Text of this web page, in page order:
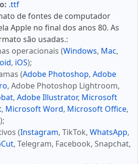
.ttf
de fontes de computador
Apple no final dos anos 80. As
são usadas.:
operacionais (Windows, Mac,
, iOS);
(Adobe Photoshop, Adobe
, Adobe Photoshop Lightroom,
, Adobe Illustrator, Microsoft
, Microsoft Word, Microsoft Office,
);
(Instagram, TikTok, WhatsApp,
, Telegram, Facebook, Snapchat,